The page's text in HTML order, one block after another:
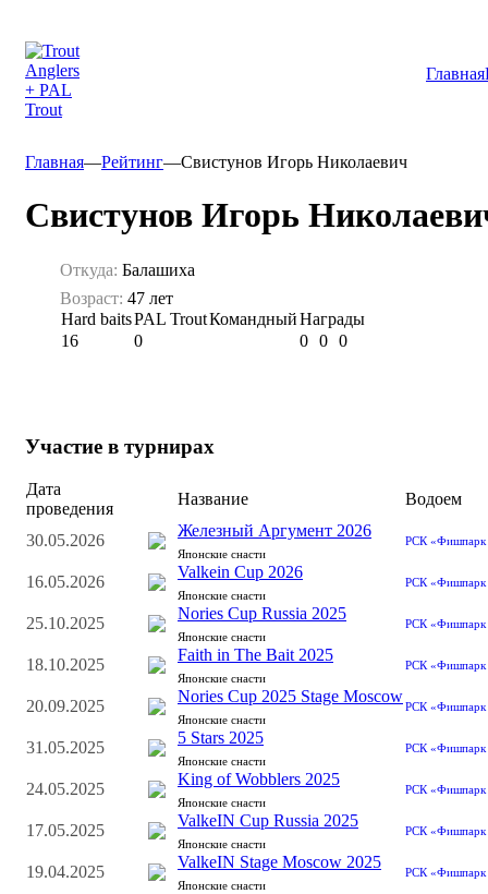
Главная
Главная—Рейтинг—Свистунов Игорь Николаевич
Свистунов Игорь
Откуда: Балашиха
Возраст: 47 лет
Hard baitsPAL TroutКомандныйНаграды
16
0 0 0 0
Участие в турнирах
Дата
проведения
Название Водоем
30.05.2026
Железный Аргумент 2026
Японские снасти
РСК
16.05.2026
Valkein Cup 2026
Японские снасти
РСК
25.10.2025
Nories Cup Russia 2025
Японские снасти
РСК
18.10.2025
Faith in The Bait 2025
Японские снасти
РСК
20.09.2025
Nories Cup 2025 Stage Moscow
Японские снасти
РСК
31.05.2025
5 Stars 2025
Японские снасти
РСК
24.05.2025
King of Wobblers 2025
Японские снасти
РСК
17.05.2025
ValkeIN Cup Russia 2025
Японские снасти
РСК
19.04.2025
ValkeIN Stage Moscow 2025
Японские снасти
РСК